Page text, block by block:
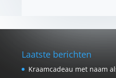
Laatste berichten
Kraamcadeau met naam